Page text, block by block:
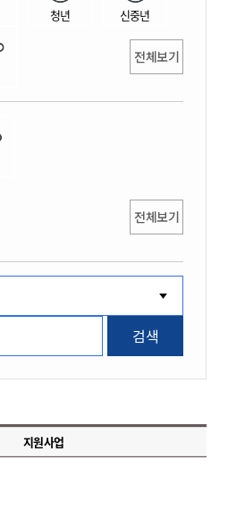
청년 신중년
전체보기
전체보기
검색
지원사업